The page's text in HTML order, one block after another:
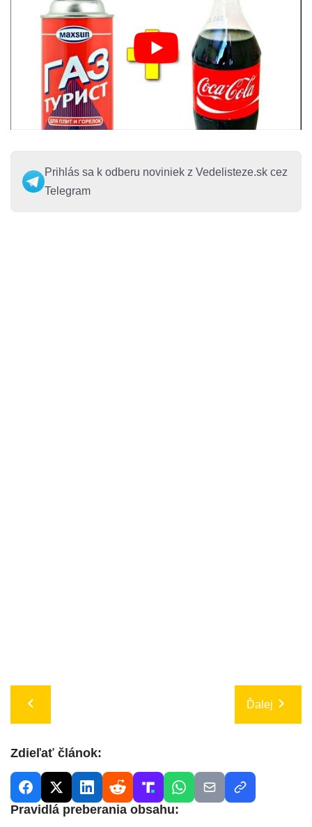
Prihlás sa k odberu noviniek z Vedelisteze.sk cez
Telegram
Ďalej
Zdieľať článok:
Pravidlá preberania obsahu: